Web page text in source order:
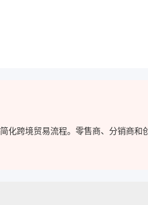
化跨境贸易流程。零售商、分销商和